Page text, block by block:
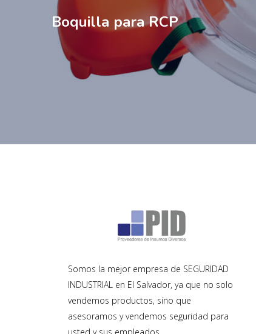
Boquilla para RCP
Somos la mejor empresa de SEGURIDAD
INDUSTRIAL en El Salvador, ya que no solo
vendemos productos, sino que
asesoramos y vendemos seguridad para